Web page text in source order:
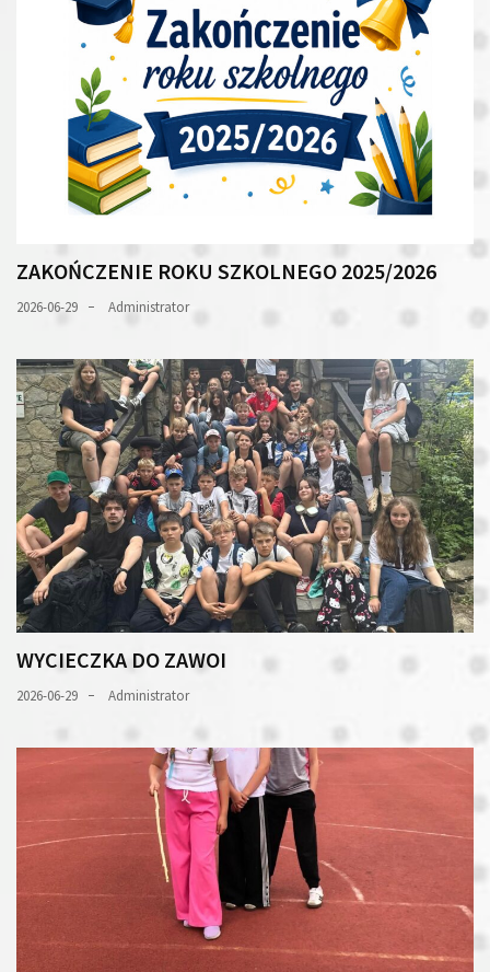
ZAKOŃCZENIE ROKU SZKOLNEGO 2025/2026
2026-06-29 Administrator
WYCIECZKA DO ZAWOI
2026-06-29 Administrator